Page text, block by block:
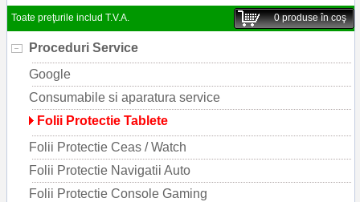
Toate preţurile includ T.V.A. 0produse în coş
Proceduri Service
Google
Consumabile si aparatura service
Folii Protectie Tablete
Folii Protectie Ceas / Watch
Folii Protectie Navigatii Auto
Folii Protectie Console Gaming